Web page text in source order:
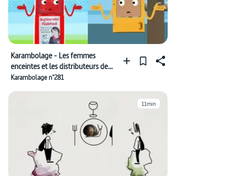
Karambolage - Les femmes
enceintes et les distributeurs de
journaux
Karambolage n°281
11min